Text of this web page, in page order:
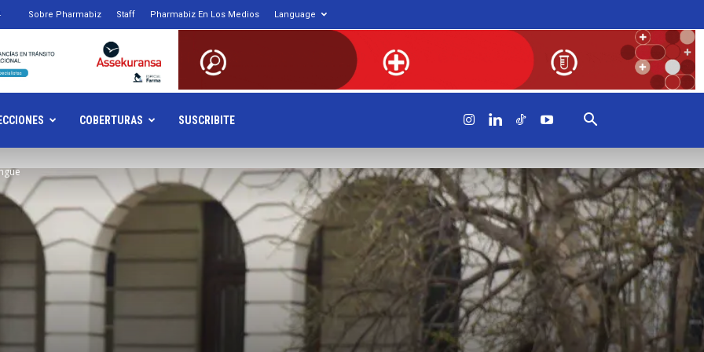
Sobre Pharmabiz Staff Pharmabiz En Los Medios Language
COBERTURAS SUSCRIBITE